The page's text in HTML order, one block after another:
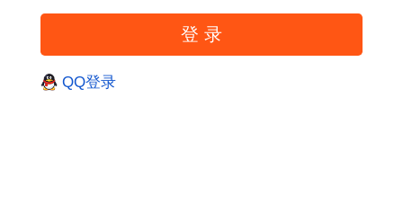
QQ登录